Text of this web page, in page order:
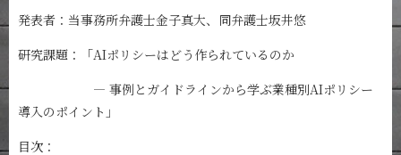
発表者：当事務所弁護士金子真大、同弁護士坂井悠
研究課題：「AIポリシーはどう作られているのか
― 事例とガイドラインから学ぶ業種別AIポリシー
導入のポイント」
目次：